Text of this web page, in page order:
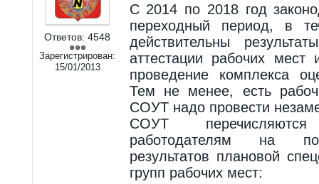
Ответов: 4548
Зарегистрирован:
15/01/2013
С 2014 по 2018 год
переходный период, в
действительны
аттестации рабочих мест
проведение комплекса
Тем не менее, есть
СОУТ надо провести
СОУТ
работодателям на
результатов плановой
групп рабочих мест: